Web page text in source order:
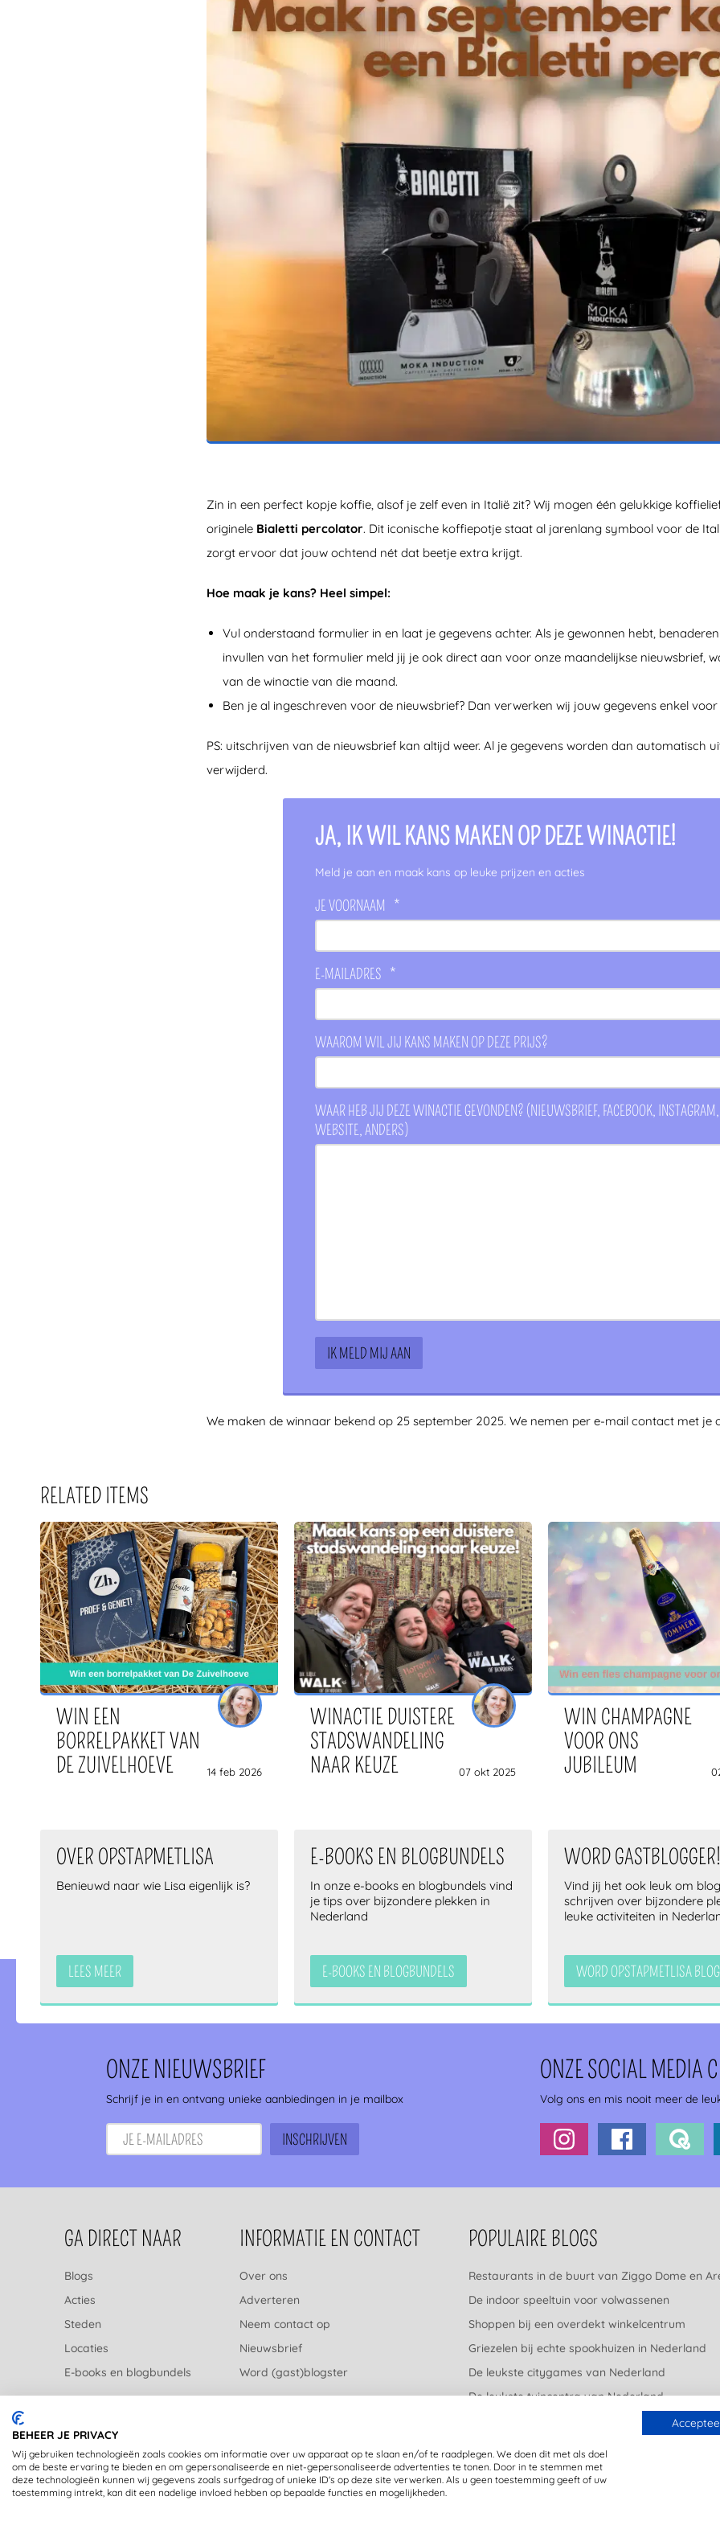
Zin in een perfect kopje koffie, alsof je zelf even in Italië zit? Wij mogen één gelukkige
originele Bialetti percolator. Dit iconische koffiepotje staat al jarenlang symbool voor de
zorgt ervoor dat jouw ochtend nét dat beetje extra krijgt.
Hoe maak je kans? Heel simpel:
Vul onderstaand formulier in en laat je gegevens achter. Als je gewonnen hebt,
invullen van het formulier meld jij je ook direct aan voor onze maandelijkse nieuwsbrief,
van de winactie van die maand.
Ben je al ingeschreven voor de nieuwsbrief? Dan verwerken wij jouw gegevens enkel
PS: uitschrijven van de nieuwsbrief kan altijd weer. Al je gegevens worden dan automatisch
verwijderd.
JA, IK WIL KANS MAKEN OP DEZE WINACTIE!
Meld je aan en maak kans op leuke prijzen en acties
JE VOORNAAM *
E-MAILADRES *
WAAROM WIL JIJ KANS MAKEN OP DEZE PRIJS?
WAAR HEB JIJ DEZE WINACTIE GEVONDEN? (NIEUWSBRIEF, FACEBOOK, INSTAGRAM,
WEBSITE, ANDERS)
We maken de winnaar bekend op 25 september 2025. We nemen per e-mail contact met je
RELATED ITEMS
WIN EEN
BORRELPAKKET VAN
DE ZUIVELHOEVE
14 feb 2026
WINACTIE DUISTERE
STADSWANDELING
NAAR KEUZE
07 okt 2025
WIN CHAMPAGNE
VOOR ONS
JUBILEUM
OVER OPSTAPMETLISA
Benieuwd naar wie Lisa eigenlijk is?
LEES MEER
E-BOOKS EN BLOGBUNDELS
In onze e-books en blogbundels vind
je tips over bijzondere plekken in
Nederland
E-BOOKS EN BLOGBUNDELS
WORD GASTBLOGGER!
Vind jij het ook leuk om
schrijven over bijzondere
leuke activiteiten in
WORD OPSTAPMETLISA
ONZE NIEUWSBRIEF
Schrijf je in en ontvang unieke aanbiedingen in je mailbox
ONZE SOCIAL MEDIA
Volg ons en mis nooit meer de
FOOTERNAVIGATIE
GA DIRECT NAAR
Blogs
Acties
Steden
Locaties
E-books en blogbundels
INFORMATIE EN CONTACT
Over ons
Adverteren
Neem contact op
Nieuwsbrief
Word (gast)blogster
POPULAIRE BLOGS
Restaurants in de buurt van Ziggo Dome en
De indoor speeltuin voor volwassenen
Shoppen bij een overdekt winkelcentrum
Griezelen bij echte spookhuizen in Nederland
De leukste citygames van Nederland
De leukste tuincentra van Nederland
Copyright © 2020 - OpstapmetLisa (registered trademark)
BEHEER JE PRIVACY
Wij gebruiken technologieën zoals cookies om informatie over uw apparaat op te slaan en/of te raadplegen. We doen dit met als doel
om de beste ervaring te bieden en om gepersonaliseerde en niet-gepersonaliseerde advertenties te tonen. Door in te stemmen met
deze technologieën kunnen wij gegevens zoals surfgedrag of unieke ID's op deze site verwerken. Als u geen toestemming geeft of uw
toestemming intrekt, kan dit een nadelige invloed hebben op bepaalde functies en mogelijkheden.